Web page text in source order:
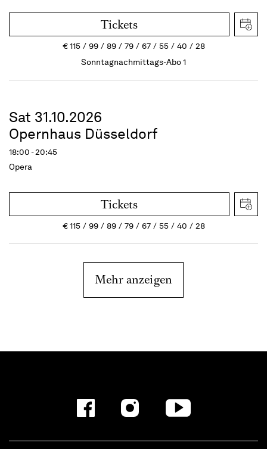
Tickets
€115 99 89 79 67 55 40
28
Sonntagnachmittags-Abo 1
Sat 31.10.2026
Opernhaus Düsseldorf
18:00 - 20:45
Opera
Tickets
€115 99 89 79 67 55 40 28
Mehr anzeigen